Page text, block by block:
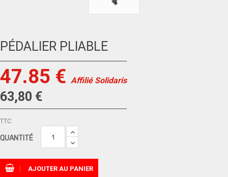
PÉDALIER PLIABLE
47.85 € Affilié Solidaris
63,80 €
TTC
QUANTITÉ
AJOUTER AU PANIER